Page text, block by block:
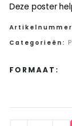
Deze poster
Categorieën:
FORMAAT